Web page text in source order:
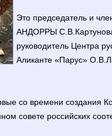
Это председатель и
АНДОРРЫ
руководитель Центра
Аликанте «Парус»
со времени создания
совете российских